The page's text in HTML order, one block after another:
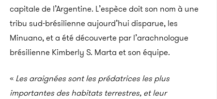
capitale de l’Argentine. L’espèce doit son nom à une
tribu sud-brésilienne aujourd’hui disparue, les
Minuano, et a été découverte par l’arachnologue
brésilienne Kimberly S. Marta et son équipe.
« Les araignées sont les prédatrices les plus
importantes des habitats terrestres, et leur